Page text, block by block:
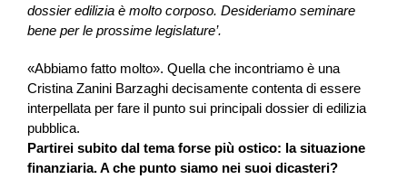
dossier edilizia è molto corposo. Desideriamo seminare
bene per le prossime legislature’.
«Abbiamo fatto molto». Quella che incontriamo è una
Cristina Zanini Barzaghi decisamente contenta di essere
interpellata per fare il punto sui principali dossier di edilizia
pubblica.
Partirei subito dal tema forse più ostico: la situazione
ﬁnanziaria. A che punto siamo nei suoi dicasteri?